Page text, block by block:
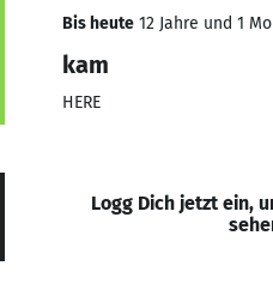
Bis heute 12 Jahre und 1
kam
HERE
Logg Dich jetzt ein,